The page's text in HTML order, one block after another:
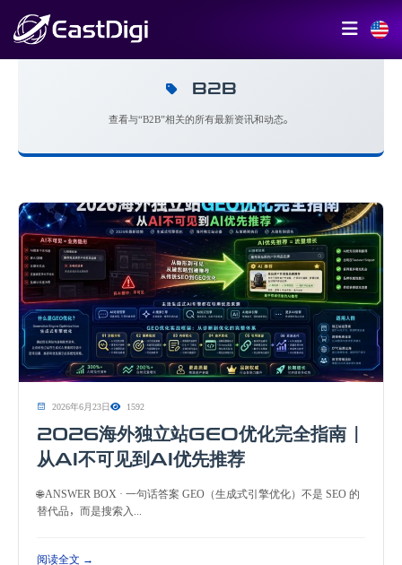
B2B
查看与“B2B”相关的所有最新资讯和动态。
2026年6月23日 1592
2026海外独立站GEO优化完全指南 |
从AI不可见到AI优先推荐
🌐 ANSWER BOX · 一句话答案 GEO（生成式引擎优化）不是 SEO 的
替代品，而是搜索入...
阅读全文 →